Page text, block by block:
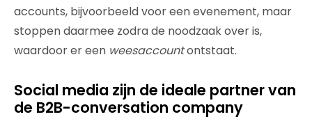
accounts, bijvoorbeeld voor een evenement, maar
stoppen daarmee zodra de noodzaak over is,
waardoor er een weesaccountontstaat.
Social media zijn de ideale partner van
de B2B-conversation company